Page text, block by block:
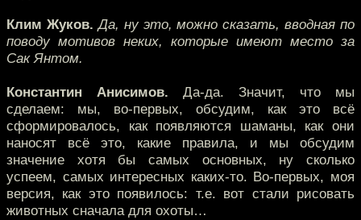
Клим Жуков. Да, ну это, можно сказать, вводная по
поводу мотивов неких, которые имеют место за
Сак Янтом.
Константин Анисимов. Да-да. Значит, что мы
сделаем: мы, во-первых, обсудим, как это всё
сформировалось, как появляются шаманы, как они
наносят всё это, какие правила, и мы обсудим
значение хотя бы самых основных, ну сколько
успеем, самых интересных каких-то. Во-первых, моя
версия, как это появилось: т.е. вот стали рисовать
животных сначала для охоты…